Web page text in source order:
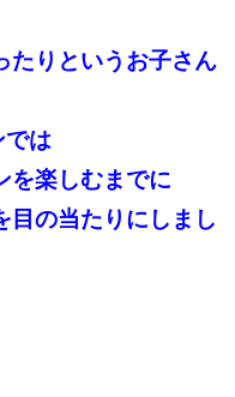
たりというお子さん
は
を楽しむまでに
目の当たりにしまし